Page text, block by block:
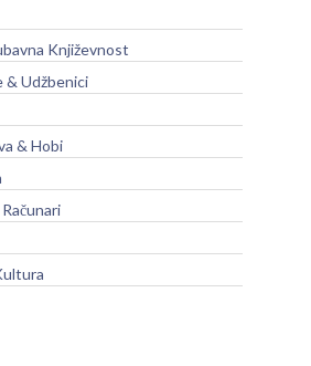
Književnost
& Udžbenici
& Hobi